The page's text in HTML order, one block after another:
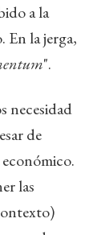
a la
En la jerga,
".
necesidad
de
las